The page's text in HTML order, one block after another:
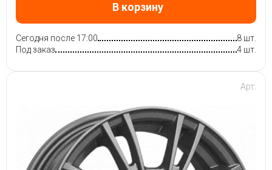
В корзину
Сегодня после 17:00
8 шт.
Под заказ
4 шт.
Арт: